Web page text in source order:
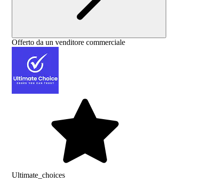
Offerto da un venditore commerciale
Ultimate_choices